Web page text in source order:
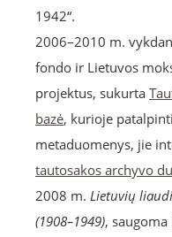
1942“.
2006–2010 m.
fondo ir Lietuvos
projektus, sukurta
bazė, kurioje
metaduomenys, jie
tautosakos archyvo
2008 m. Lietuvių
(1908–1949),